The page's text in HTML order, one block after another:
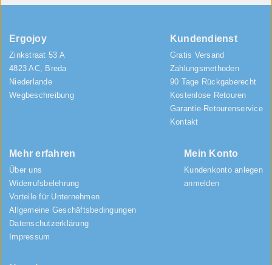
Ergojoy
Zinkstraat 53 A
4823 AC, Breda
Niederlande
Wegbeschreibung
Kundendienst
Gratis Versand
Zahlungsmethoden
90 Tage Rückgaberecht
Kostenlose Retouren
Garantie-Retourenservice
Kontakt
Mehr erfahren
Über uns
Widerrufsbelehrung
Vorteile für Unternehmen
Allgemeine Geschäftsbedingungen
Datenschutzerklärung
Impressum
Mein Konto
Kundenkonto anlegen
anmelden